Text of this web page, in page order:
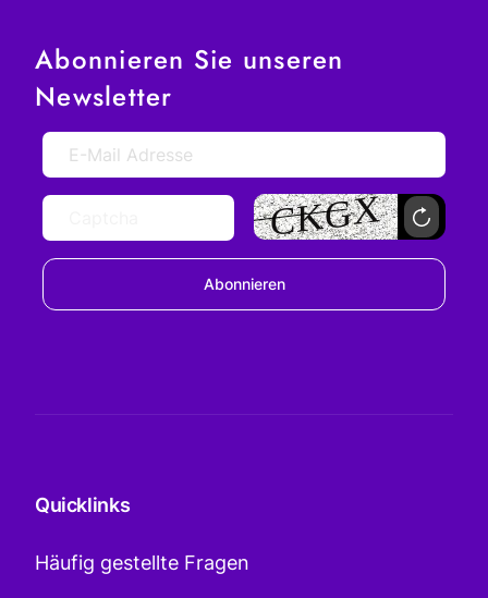
Abonnieren Sie unseren
Newsletter
Abonnieren
Quicklinks
Häufig gestellte Fragen